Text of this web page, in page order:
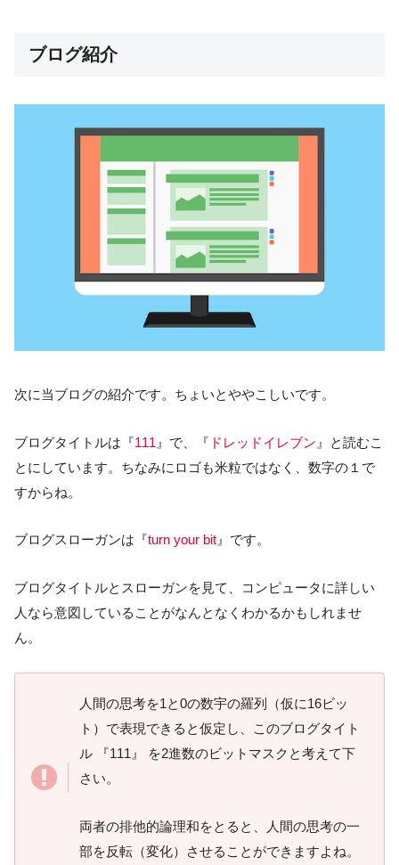
ブログ紹介
次に当ブログの紹介です。ちょいとややこしいです。
ブログタイトルは『111 』で、『 ドレッドイレブン 』と読むこ
とにしています。ちなみにロゴも米粒ではなく、数字の１で
すからね。
ブログスローガンは『turn your bit 』です。
ブログタイトルとスローガンを見て、コンピュータに詳しい
人なら意図していることがなんとなくわかるかもしれませ
ん。
人間の思考を1と0の数宇の羅列（仮に16ビッ
ト）で表現できると仮定し、このブログタイト
ル 『111』 を2進数のビットマスクと考えて下
さい。
両者の排他的論理和をとると、人間の思考の一
部を反転（変化）させることができますよね。